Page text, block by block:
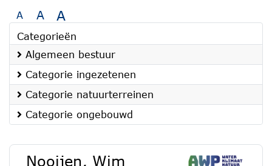
A A A
Categorieën
Algemeen bestuur
Categorie ingezetenen
Categorie natuurterreinen
Categorie ongebouwd
Nooijen, Wim